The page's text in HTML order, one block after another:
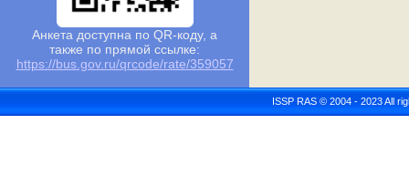
Анкета доступна по QR-коду, а
также по прямой ссылке:
https://bus.gov.ru/qrcode/rate/359057
ISSP RAS © 2004 - 2023 All